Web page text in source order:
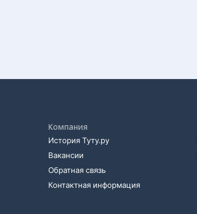
Компания
История Туту.ру
Вакансии
Обратная связь
Контактная информация